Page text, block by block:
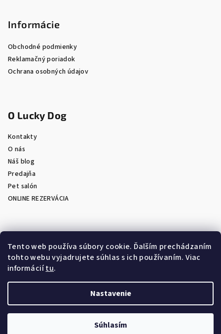
Tento web používa súbory cookie. Ďalším prechádzaním
tohto webu vyjadrujete súhlas s ich používaním. Viac
informáciítu.
Nastavenie
Súhlasím
Informácie
Obchodné podmienky
Reklamačný poriadok
Ochrana osobných údajov
O Lucky Dog
Kontakty
O nás
Náš blog
Predajňa
Pet salón
ONLINE REZERVÁCIA
Prijímame online platby